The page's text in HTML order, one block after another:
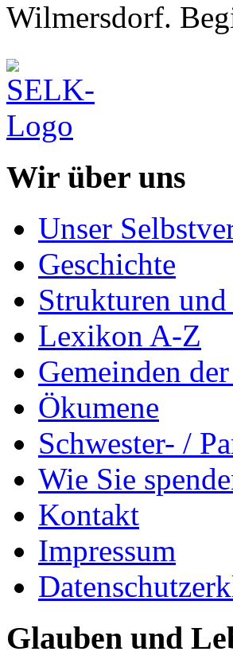
Wilmersdorf.
Wir über uns
Unser
Geschichte
Strukturen
Lexikon A-Z
Gemeinden
Ökumene
Schwester- /
Wie Sie
Kontakt
Impressum
Glauben und